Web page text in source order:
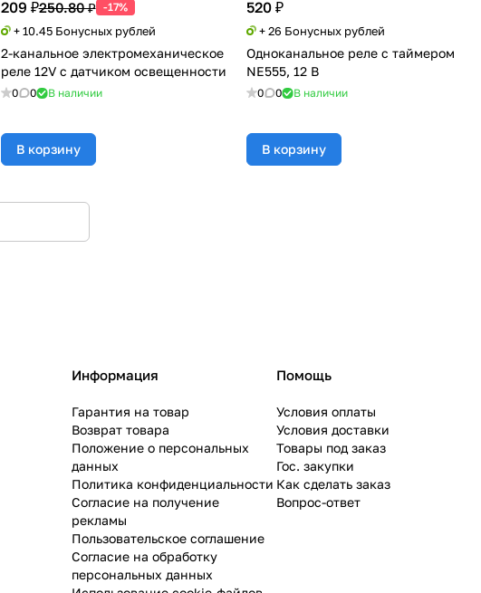
209 ₽250.80 ₽ -17%
+ 10.45 Бонусных рублей
2-канальное электромеханическое
реле 12V с датчиком освещенности
0 0 В наличии
В корзину
520 ₽
+ 26 Бонусных рублей
Одноканальное реле с таймером
NE555, 12 В
0 0 В наличии
В корзину
Информация
Гарантия на товар
Возврат товара
Положение о персональных
данных
Политика конфиденциальности
Согласие на получение
рекламы
Пользовательское соглашение
Согласие на обработку
персональных данных
Помощь
Условия оплаты
Условия доставки
Товары под заказ
Гос. закупки
Как сделать заказ
Вопрос-ответ